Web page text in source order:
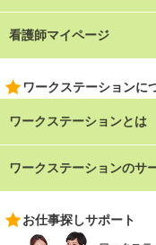
看護師マイページ
ワークステーションに
ワークステーションとは
ワークステーションのサ
お仕事探しサポート